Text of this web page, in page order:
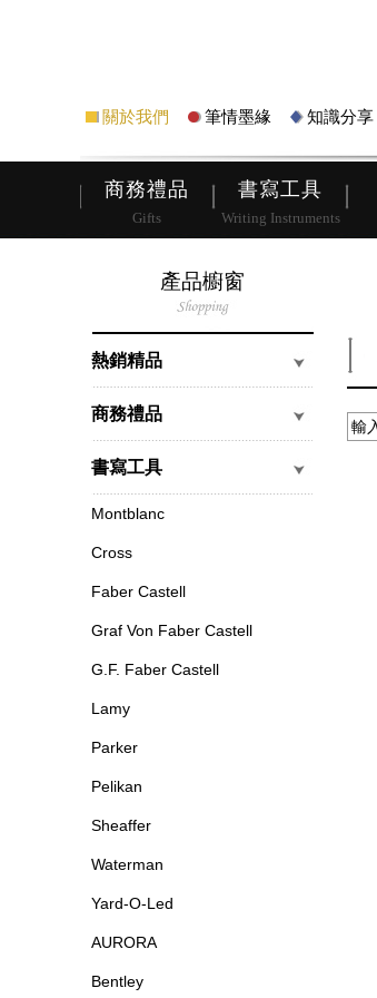
關於我們 筆情墨緣 知識分享
商務禮品
Gifts
書寫工具
Writing Instruments
產品櫥窗
熱銷精品
商務禮品
書寫工具
Montblanc
Cross
Faber Castell
Graf Von Faber Castell
G.F. Faber Castell
Lamy
Parker
Pelikan
Sheaffer
Waterman
Yard-O-Led
AURORA
Bentley